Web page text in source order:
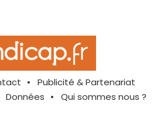
Publicité & Partenariat
Données Qui sommes nous ?